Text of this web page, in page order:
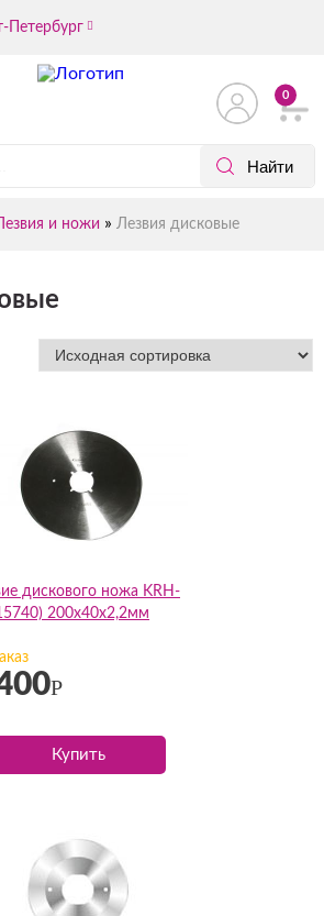
Петербург
0
и ножи » Лезвия дисковые
дискового ножа KRH-
200х40х2,2мм
Р
Купить